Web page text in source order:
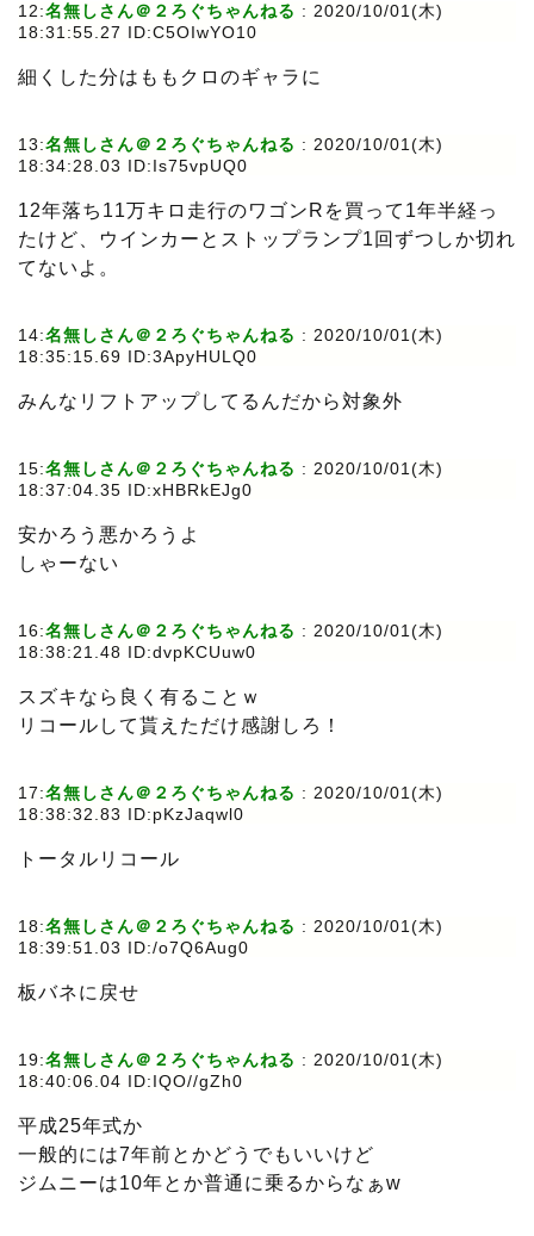
12:名無しさん＠２ろぐちゃんねる : 2020/10/01(木)
18:31:55.27 ID:C5OIwYO10
細くした分はももクロのギャラに
13:名無しさん＠２ろぐちゃんねる : 2020/10/01(木)
18:34:28.03 ID:Is75vpUQ0
12年落ち11万キロ走行のワゴンRを買って1年半経っ
たけど、ウインカーとストップランプ1回ずつしか切れ
てないよ。
14:名無しさん＠２ろぐちゃんねる : 2020/10/01(木)
18:35:15.69 ID:3ApyHULQ0
みんなリフトアップしてるんだから対象外
15:名無しさん＠２ろぐちゃんねる : 2020/10/01(木)
18:37:04.35 ID:xHBRkEJg0
安かろう悪かろうよ
しゃーない
16:名無しさん＠２ろぐちゃんねる : 2020/10/01(木)
18:38:21.48 ID:dvpKCUuw0
スズキなら良く有ることｗ
リコールして貰えただけ感謝しろ！
17:名無しさん＠２ろぐちゃんねる : 2020/10/01(木)
18:38:32.83 ID:pKzJaqwl0
トータルリコール
18:名無しさん＠２ろぐちゃんねる : 2020/10/01(木)
18:39:51.03 ID:/o7Q6Aug0
板バネに戻せ
19:名無しさん＠２ろぐちゃんねる : 2020/10/01(木)
18:40:06.04 ID:IQO//gZh0
平成25年式か
一般的には7年前とかどうでもいいけど
ジムニーは10年とか普通に乗るからなぁw